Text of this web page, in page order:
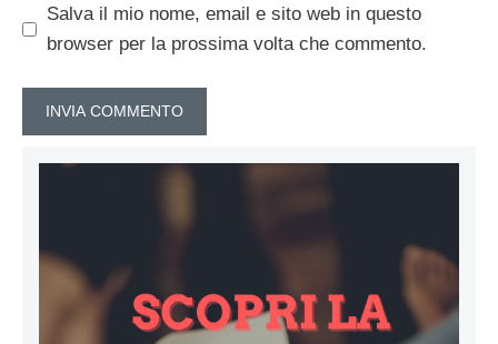
Salva il mio nome, email e sito web in questo
browser per la prossima volta che commento.